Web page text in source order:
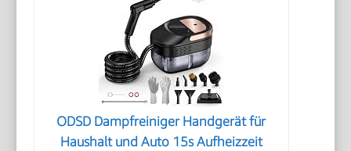
ODSD Dampfreiniger Handgerät für
Haushalt und Auto 15s Aufheizzeit